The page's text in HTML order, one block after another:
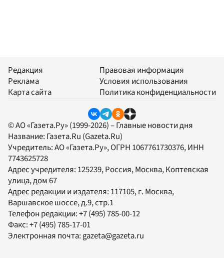
Редакция
Реклама
Карта сайта
Правовая информация
Условия использования
Политика конфиденциальности
© АО «Газета.Ру» (1999-2026) – Главные новости дня
Название: Газета.Ru (Gazeta.Ru)
Учредитель:АО «Газета.Ру», ОГРН 1067761730376, ИНН
7743625728
Адрес учредителя: 125239, Россия, Москва, Коптевская
улица, дом 67
Адрес редакции и издателя: 117105, г. Москва,
Варшавское шоссе, д.9, стр.1
Телефон редакции:+7 (495) 785-00-12
Факс:+7 (495) 785-17-01
Электронная почта:gazeta@gazeta.ru